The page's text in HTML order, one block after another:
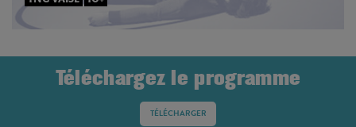
Téléchargez le programme
TÉLÉCHARGER